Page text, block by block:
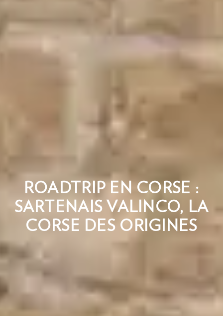
ROADTRIP EN CORSE :
SARTENAIS VALINCO, LA
CORSE DES ORIGINES